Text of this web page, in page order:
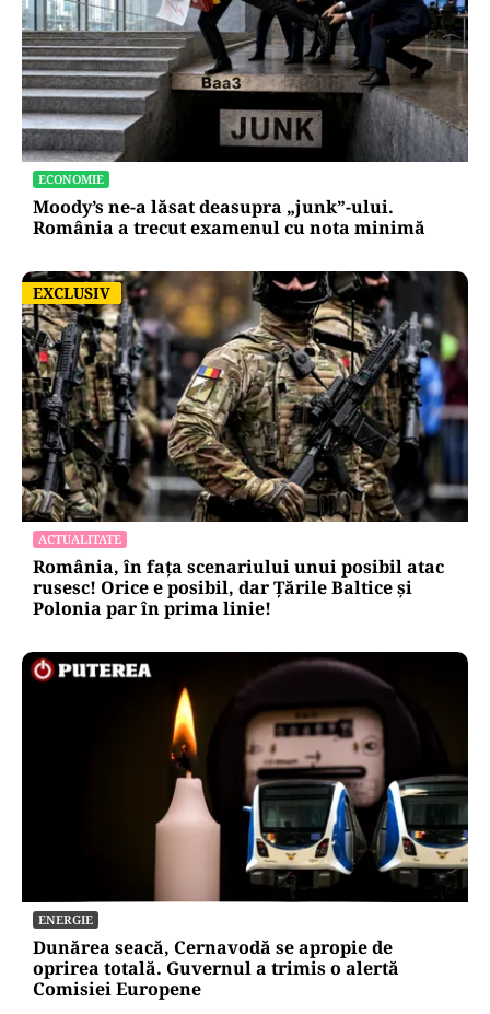
ECONOMIE
Moody’s ne-a lăsat deasupra „junk”-ului.
România a trecut examenul cu nota minimă
EXCLUSIV
EXCLUSIV
ACTUALITATE
România, în fața scenariului unui posibil atac
rusesc! Orice e posibil, dar Țările Baltice și
Polonia par în prima linie!
ENERGIE
Dunărea seacă, Cernavodă se apropie de
oprirea totală. Guvernul a trimis o alertă
Comisiei Europene